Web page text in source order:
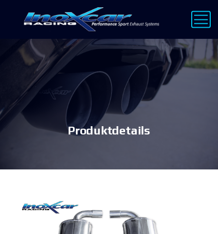
Produktdetails